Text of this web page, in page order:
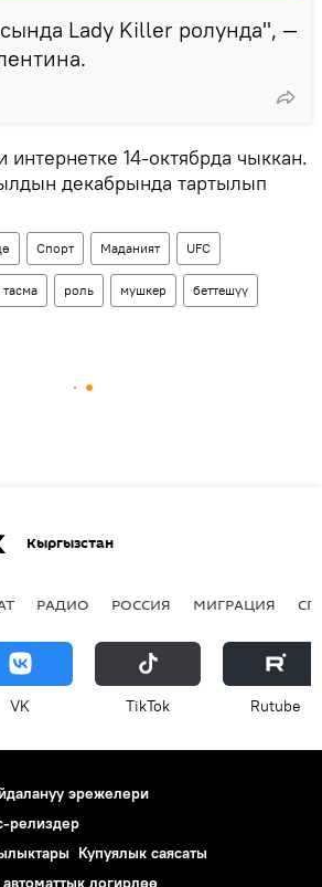
Lady Killer ролунда", —
интернетке 14-октябрда чыккан.
декабрында тартылып
Спорт Маданият UFC
тасма роль мушкер беттешүү
Кыргызстан
РАДИО РОССИЯ МИГРАЦИЯ
VK ТikТоk Rutube
эрежелери
релиздер
Купуялык саясаты
логирлөө